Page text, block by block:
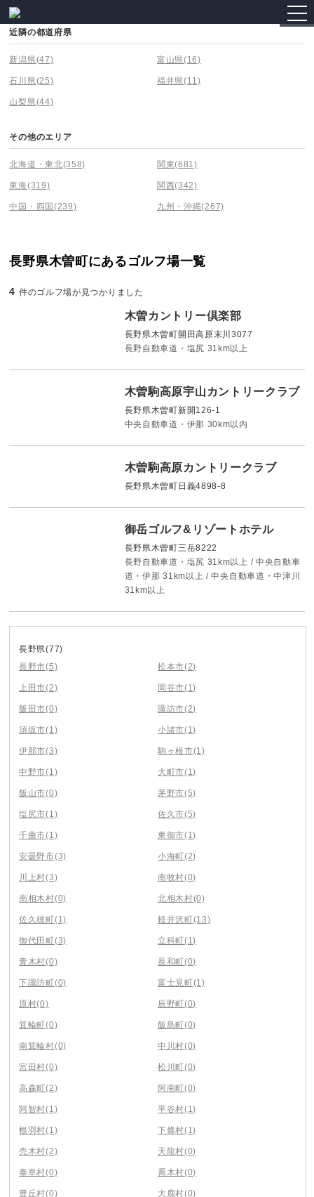
近隣の都道府県
新潟県(47) 富山県(16)
石川県(25) 福井県(11)
山梨県(44)
その他のエリア
北海道・東北(358) 関東(681)
東海(319) 関西(342)
中国・四国 (239) 九州・沖縄(267)
長野県木曽町にあるゴルフ場一覧
4 件のゴルフ場が見つかりました
木曽カントリー倶楽部
長野県木曽町開田高原末川3077
長野自動車道・塩尻 31km以上
木曽駒高原宇山カントリークラブ
長野県木曽町新開126-1
中央自動車道・伊那 30km以内
木曽駒高原カントリークラブ
長野県木曽町日義4898-8
御岳ゴルフ&リゾートホテル
長野県木曽町三岳8222
長野自動車道・塩尻 31km以上 / 中央自動車
道・伊那 31km以上 / 中央自動車道・中津川
31km以上
長野県(77)
長野市(5) 松本市(2)
上田市(2) 岡谷市(1)
飯田市(0) 諏訪市(2)
須坂市(1) 小諸市(1)
伊那市(3) 駒ヶ根市(1)
中野市(1) 大町市(1)
飯山市(0) 茅野市(5)
塩尻市(1) 佐久市(5)
千曲市(1) 東御市(1)
安曇野市(3) 小海町(2)
川上村(3) 南牧村(0)
南相木村(0) 北相木村(0)
佐久穂町(1) 軽井沢町(13)
御代田町(3) 立科町(1)
青木村(0) 長和町(0)
下諏訪町(0) 富士見町(1)
原村(0) 辰野町(0)
箕輪町(0) 飯島町(0)
南箕輪村(0) 中川村(0)
宮田村(0) 松川町(0)
高森町(2) 阿南町(0)
阿智村(1) 平谷村(1)
根羽村(1) 下條村(1)
売木村(2) 天龍村(0)
泰阜村(0) 喬木村(0)
豊丘村(0) 大鹿村(0)